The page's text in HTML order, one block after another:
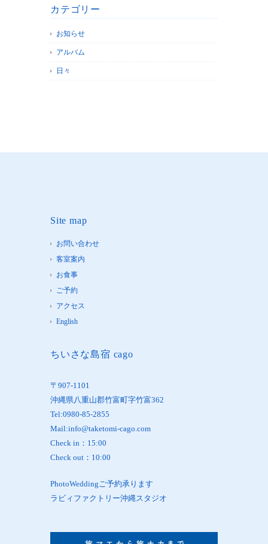
カテゴリー
お知らせ
アルバム
日々
Site map
お問い合わせ
客室案内
お食事
ご予約
アクセス
English
ちいさな島宿 cago
〒907-1101
沖縄県八重山郡竹富町字竹富362
Tel:0980-85-2855
Mail:info@taketomi-cago.com
Check in：15:00
Check out：10:00
PhotoWeddingご予約承ります
ラビィファクトリー沖縄スタジオ